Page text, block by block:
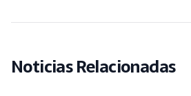
Noticias Relacionadas